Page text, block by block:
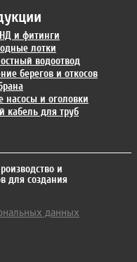
и фитинги
лотки
водоотвод
берегов и откосов
насосы и оголовки
кабель для труб
и
для создания
данных